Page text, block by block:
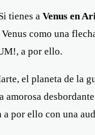
tienes a Venus en
como una
a por ello.
el planeta de la
amorosa
por ello con una